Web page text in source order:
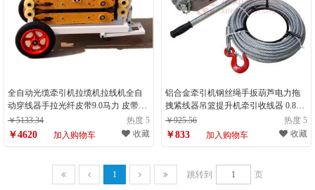
全自动光缆牵引机拉缆机拉线机全自
动穿线器手拉光纤皮带9.0马力 皮带电
启9.0马力牵引机
￥5133.34 热度 5
￥4620 加入购物车 收藏
铝合金牵引机钢丝绳手扳葫芦电力拖
拽紧线器吊篮提升机牵引收线器 0.8吨
牵引器加杆
￥925.56 热度 5
￥833 加入购物车 收藏
1 跳转到
页